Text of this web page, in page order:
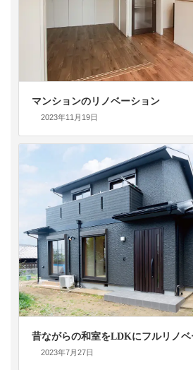
マンションのリノベーション
2023年11月19日
昔ながらの和室をLDKにフルリノベ
2023年7月27日